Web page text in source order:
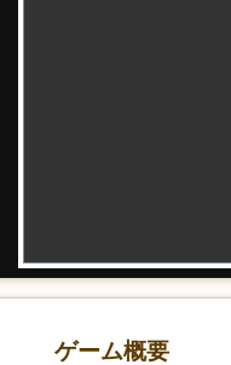
ゲーム概要